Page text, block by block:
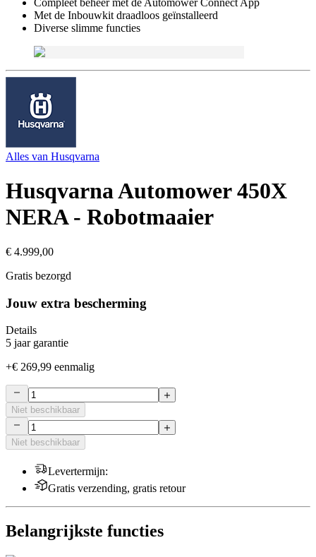
Compleet beheer met de Automower Connect App
Met de Inbouwkit draadloos geïnstalleerd
Diverse slimme functies
Alles van Husqvarna
Husqvarna Automower 450X
NERA - Robotmaaier
€ 4.999,00
Gratis bezorgd
Jouw extra bescherming
Details
5 jaar garantie
+€ 269,99 eenmalig
Niet beschikbaar
Niet beschikbaar
Levertermijn:
Gratis verzending, gratis retour
Belangrijkste functies